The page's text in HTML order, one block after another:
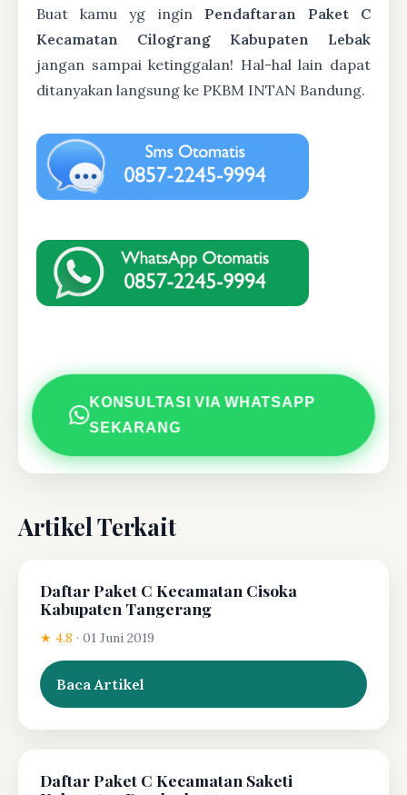
Buat kamu yg ingin Pendaftaran Paket C
Kecamatan Cilograng Kabupaten Lebak
jangan sampai ketinggalan! Hal-hal lain dapat
ditanyakan langsung ke PKBM INTAN Bandung.
KONSULTASI VIA WHATSAPP
SEKARANG
Artikel Terkait
Daftar Paket C Kecamatan Cisoka
Kabupaten Tangerang
★ 4.8 · 01 Juni 2019
Baca Artikel
Daftar Paket C Kecamatan Saketi